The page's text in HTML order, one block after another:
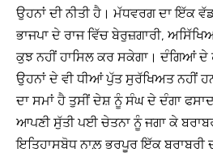
ਉਹਨਾਂ ਦੀ ਨੀਤੀ ਹੈ। ਮੱਧਵਰਗ ਦਾ ਇੱਕ
ਭਾਜਪਾ ਦੇ ਰਾਜ ਵਿੱਚ ਬੇਰੁਜ਼ਗਾਰੀ,
ਕੁਝ ਨਹੀਂ ਹਾਸਿਲ ਕਰ ਸਕੇਗਾ। ਦੰਗਿਆਂ ਦੇ
ਉਹਨਾਂ ਦੇ ਵੀ ਧੀਆਂ ਪੁੱਤ ਸੁਰੱਖਿਅਤ ਨਹੀਂ
ਦਾ ਸਮਾਂ ਹੈ ਤੁਸੀਂ ਦੇਸ਼ ਨੂੰ ਸੰਘ ਦੇ ਦੰਗਾ
ਆਪਣੀ ਸੁੱਤੀ ਪਈ ਚੇਤਨਾ ਨੂੰ ਜਗਾ ਕੇ
ਇਤਿਹਾਸਬੋਧ ਨਾਲ਼ ਭਰਪੂਰ ਇੱਕ ਬਰਾਬਰੀ